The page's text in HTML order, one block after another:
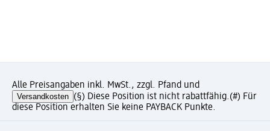
Alle Preisangaben inkl. MwSt., zzgl. Pfand und
Versandkosten (§) Diese Position ist nicht rabattfähig.(#) Für
diese Position erhalten Sie keine PAYBACK Punkte.